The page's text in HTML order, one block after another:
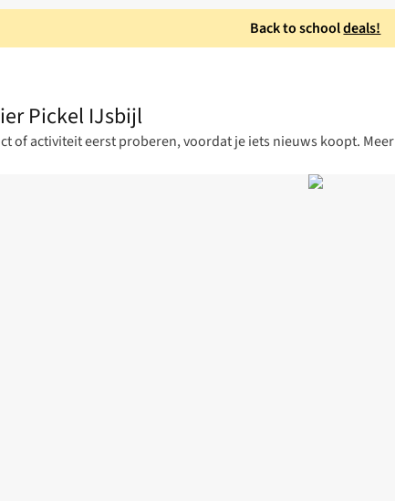
Back to schooldeals!
Pickel IJsbijl
of activiteit eerst proberen, voordat je iets nieuws koopt.